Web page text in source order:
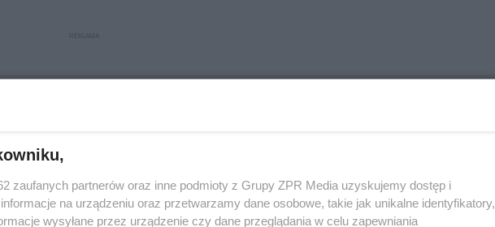
zaufanych partnerów oraz inne podmioty z Grupy ZPR Media uzyskujemy dostęp i
na urządzeniu oraz przetwarzamy dane osobowe, takie jak unikalne identyfikatory,
wysyłane przez urządzenie czy dane przeglądania w celu zapewniania